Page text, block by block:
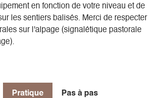
en fonction de votre niveau et de
les sentiers balisés. Merci de respecter
sur l'alpage (signalétique pastorale
Pratique Pas à pas